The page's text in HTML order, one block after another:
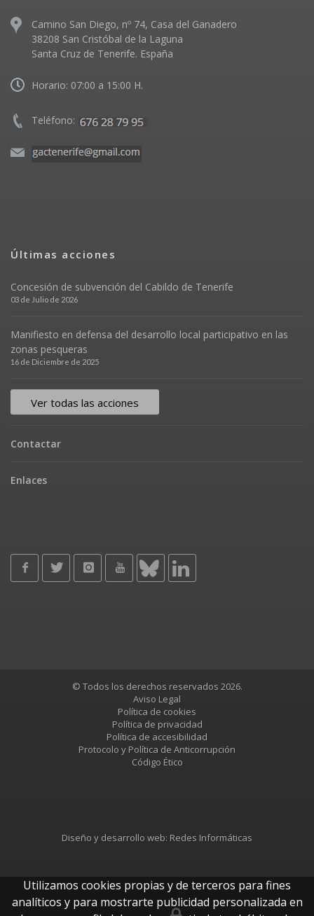
Camino San Diego, nº 74, Casa del Ganadero
38208 San Cristóbal de la Laguna
Santa Cruz de Tenerife. España
Horario: 07:00 a 15:00 H.
Teléfono:
Últimas acciones
Concesión de subvención del Cabildo de Tenerife
03 de Julio de 2026
Manifiesto en defensa del desarrollo local participativo en las
zonas pesqueras
16 de Diciembre de 2025
Ver todas las acciones
Contactar
Enlaces
© Todos los derechos reservados 2026.
Aviso Legal
Política de cookies
Política de privacidad
Política de accesibilidad
Protocolo y Política de Anticorrupción
Código Ético
Diseño y desarrollo web: Redes Informáticas
Utilizamos cookies propias y de terceros para fines
analíticos y para mostrarte publicidad personalizada en